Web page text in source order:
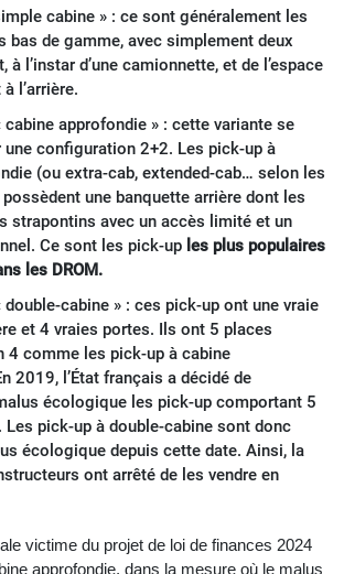
cabine » : ce sont généralement les
bas de gamme, avec simplement deux
à l’instar d’une camionnette, et de l’espace
l’arrière.
cabine approfondie » : cette variante se
une configuration 2+2. Les pick-up à
(ou extra-cab, extended-cab… selon les
une banquette arrière dont les
strapontins avec un accès limité et un
Ce sont les pick-up les plus populaires
les DROM.
double-cabine » : ces pick-up ont une vraie
et 4 vraies portes. Ils ont 5 places
4 comme les pick-up à cabine
2019, l’État français a décidé de
écologique les pick-up comportant 5
Les pick-up à double-cabine sont donc
écologique depuis cette date. Ainsi, la
ont arrêté de les vendre en
victime du projet de loi de finances 2024
approfondie, dans la mesure où le malus